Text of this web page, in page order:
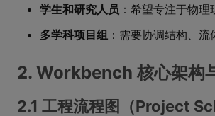
学生和研究人员 ：希望专注于物
多学科项目组 ：需要协调结构、
2. Workbench 核心架构
2.1 工程流程图（Project